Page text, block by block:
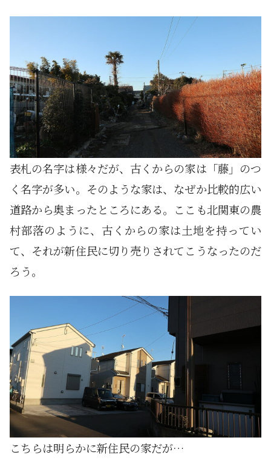
表札の名字は様々だが、古くからの家は「藤」のつ
く名字が多い。そのような家は、なぜか比較的広い
道路から奥まったところにある。ここも北関東の農
村部落のように、古くからの家は土地を持ってい
て、それが新住民に切り売りされてこうなったのだ
ろう。
こちらは明らかに新住民の家だが…